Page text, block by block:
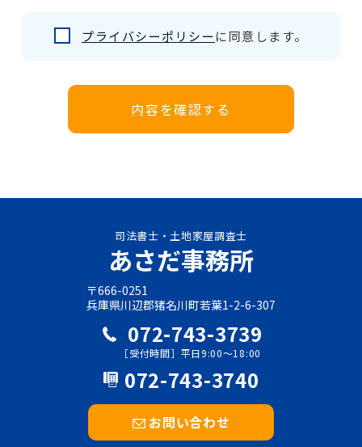
プライバシーポリシー に同意します。
司法書士・土地家屋調査士
あさだ事務所
〒666-0251
兵庫県川辺郡猪名川町若葉1-2-6-307
072-743-3739
［受付時間］平日9:00～18:00
072-743-3740
お問い合わせ